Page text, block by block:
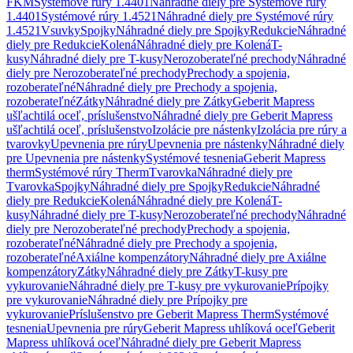
1.4401 Systémové rúry 1.4521Náhradné diely pre Systémové rúry
1.4521VsuvkySpojkyNáhradné diely pre SpojkyRedukcieNáhradné
diely pre RedukcieKolenáNáhradné diely pre KolenáT-
kusyNáhradné diely pre T-kusyNerozoberateľné prechodyNáhradné
diely pre Nerozoberateľné prechodyPrechody a spojenia,
rozoberateľnéNáhradné diely pre Prechody a spojenia,
rozoberateľnéZátkyNáhradné diely pre ZátkyGeberit Mapress
ušľachtilá oceľ, príslušenstvoNáhradné diely pre Geberit Mapress
ušľachtilá oceľ, príslušenstvoIzolácie pre nástenkyIzolácia pre rúry a
tvarovkyUpevnenia pre rúryUpevnenia pre nástenkyNáhradné diely
pre Upevnenia pre nástenkySystémové tesneniaGeberit Mapress
thermSystémové rúry ThermTvarovkaNáhradné diely pre
TvarovkaSpojkyNáhradné diely pre SpojkyRedukcieNáhradné
diely pre RedukcieKolenáNáhradné diely pre KolenáT-
kusyNáhradné diely pre T-kusyNerozoberateľné prechodyNáhradné
diely pre Nerozoberateľné prechodyPrechody a spojenia,
rozoberateľnéNáhradné diely pre Prechody a spojenia,
rozoberateľnéAxiálne kompenzátoryNáhradné diely pre Axiálne
kompenzátoryZátkyNáhradné diely pre ZátkyT-kusy pre
vykurovanieNáhradné diely pre T-kusy pre vykurovaniePrípojky
pre vykurovanieNáhradné diely pre Prípojky pre
vykurovaniePríslušenstvo pre Geberit Mapress ThermSystémové
tesneniaUpevnenia pre rúryGeberit Mapress uhlíková oceľGeberit
Mapress uhlíková oceľNáhradné diely pre Geberit Mapress